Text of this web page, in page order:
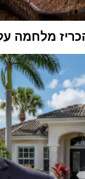
מלחמה